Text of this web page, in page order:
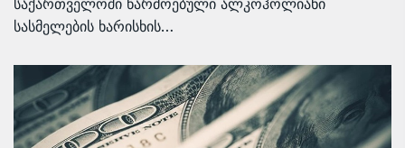
საქართველოში წარმოებული ალკოჰოლიანი
სასმელების ხარისხის…